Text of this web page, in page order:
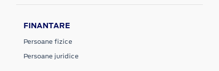
FINANTARE
Persoane fizice
Persoane juridice